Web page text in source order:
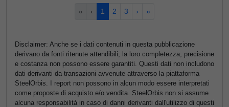
« ‹ 1 2 3 › »
Disclaimer: Anche se i dati contenuti in questa pubblicazione
derivano da fonti ritenute attendibili, la loro completezza, precisione
e costanza non possono essere garantiti. Questi dati non includono
dati derivanti da transazioni avvenute attraverso la piattaforma
SteelOrbis. I report non possono in alcun modo essere interpretati
come proposte di acquisto e/o vendita. SteelOrbis non si assume
alcuna responsabilità in caso di danni derivanti dall'utilizzo di questi